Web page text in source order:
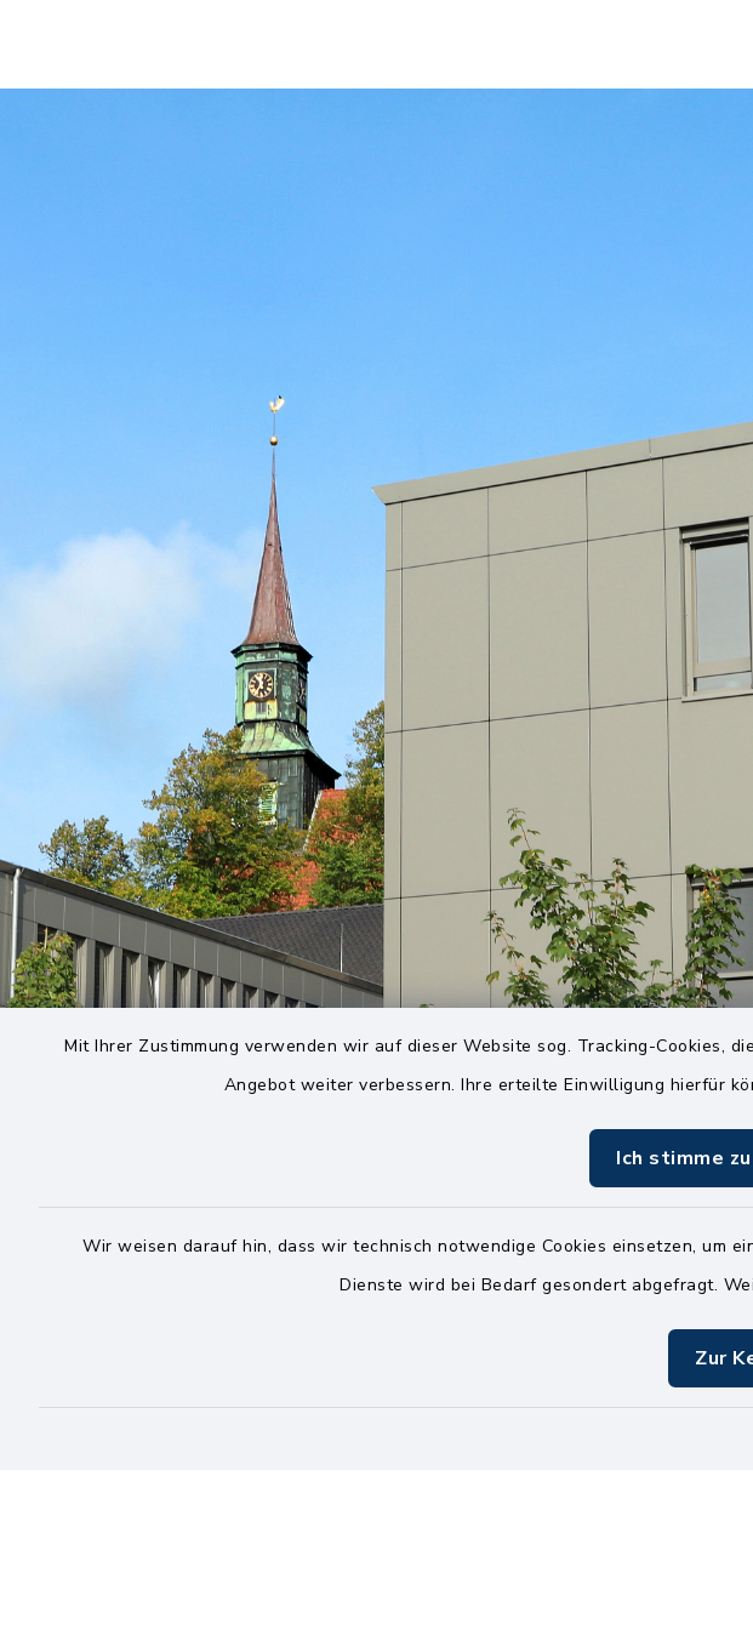
Mit Ihrer Zustimmung verwenden wir auf dieser Website sog. Tracking-Cookies,
Angebot weiter verbessern. Ihre erteilte Einwilligung hierfür
Ich stimme zu
Wir weisen darauf hin, dass wir technisch notwendige Cookies einsetzen, um
Dienste wird bei Bedarf gesondert abgefragt.
Zur